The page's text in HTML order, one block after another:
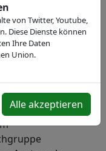
den vergangenen
erlebt. Mehr als 70
von Twitter, Youtube,
Diese Dienste können
Ihre Daten
Union.
Alle akzeptieren